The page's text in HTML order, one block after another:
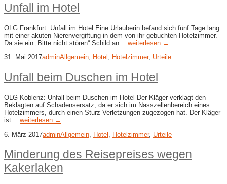
Unfall im Hotel
OLG Frankfurt: Unfall im Hotel Eine Urlauberin befand sich fünf Tage lang
mit einer akuten Nierenvergiftung in dem von ihr gebuchten Hotelzimmer.
Da sie ein „Bitte nicht stören“ Schild an… weiterlesen →
31. Mai 2017adminAllgemein Hotel Hotelzimmer, Urteile
Unfall beim Duschen im Hotel
OLG Koblenz: Unfall beim Duschen im Hotel Der Kläger verklagt den
Beklagten auf Schadensersatz, da er sich im Nasszellenbereich eines
Hotelzimmers, durch einen Sturz Verletzungen zugezogen hat. Der Kläger
ist… weiterlesen →
6. März 2017adminAllgemein, Hotel , Hotelzimmer, Urteile
Minderung des Reisepreises wegen
Kakerlaken